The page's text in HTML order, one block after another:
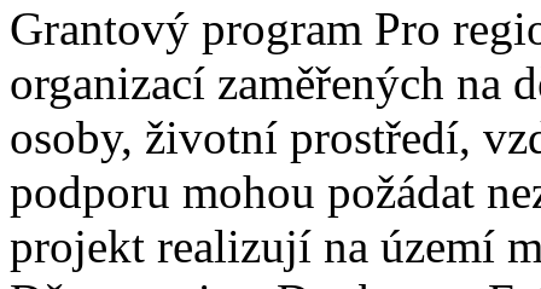
Grantový program Pro
organizací zaměřených na
osoby, životní prostředí,
podporu mohou požádat
projekt realizují na území